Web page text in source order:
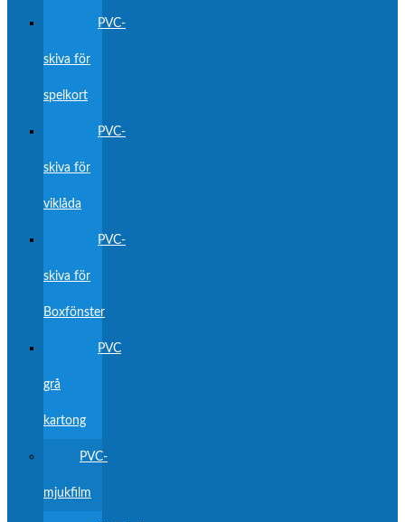
PVC-
skiva för
spelkort
PVC-
skiva för
viklåda
PVC-
skiva för
Boxfönster
PVC
grå
kartong
PVC-
mjukfilm